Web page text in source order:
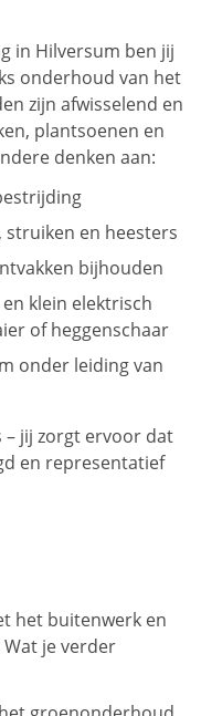
in Hilversum ben jij
onderhoud van het
zijn afwisselend en
plantsoenen en
denken aan:
struiken en heesters
bijhouden
klein elektrisch
of heggenschaar
onder leiding van
– jij zorgt ervoor dat
en representatief
het buitenwerk en
je verder